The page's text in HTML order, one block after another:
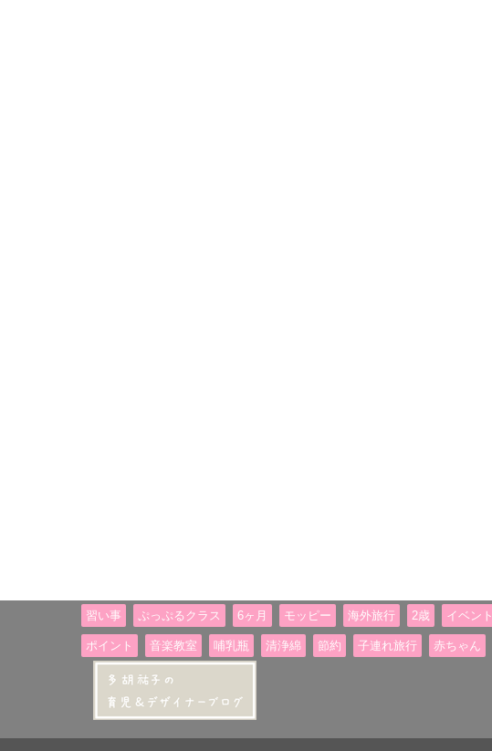
習い事 ぷっぷるクラス 6ヶ月 モッピー 海外旅行 2歳 イベント
ポイント 音楽教室 哺乳瓶 清浄綿 節約 子連れ旅行 赤ちゃん